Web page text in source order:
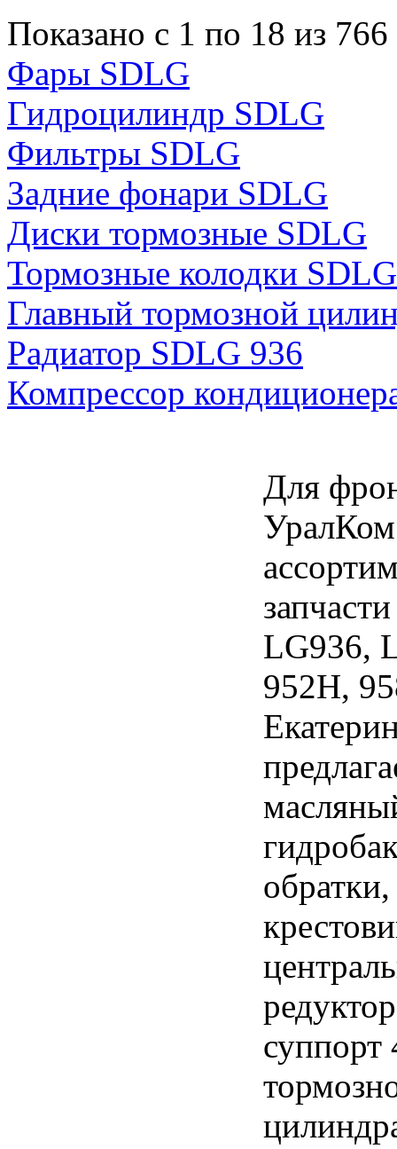
Показано с 1 по 18 из
Фары SDLG
Гидроцилиндр SDLG
Фильтры SDLG
Задние фонари SDLG
Диски тормозные SDLG
Тормозные колодки SDLG
Главный тормозной
Радиатор SDLG 936
Компрессор
Для
LG936,
952H,
суппорт